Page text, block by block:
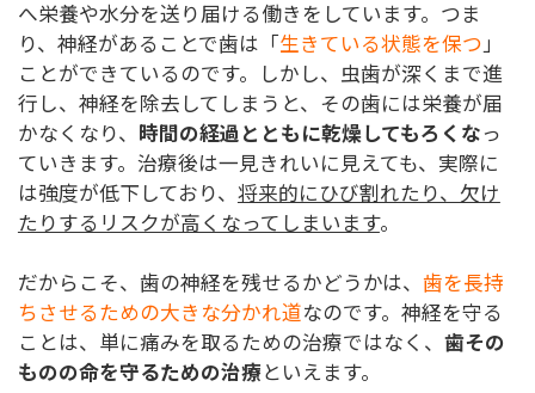
へ栄養や水分を送り届ける働きをしています。つま
り、神経があることで歯は「生きている状態を保つ」
ことができているのです。しかし、虫歯が深くまで進
行し、神経を除去してしまうと、その歯には栄養が届
かなくなり、 時間の経過とともに乾燥してもろくなっ
ていきます。治療後は一見きれいに見えても、実際に
は強度が低下しており、 将来的にひび割れたり、欠け
たりするリスクが高くなってしまいます。
だからこそ、歯の神経を残せるかどうかは、 歯を長持
ちさせるための大きな分かれ道なのです。神経を守る
ことは、単に痛みを取るための治療ではなく、 歯その
ものの命を守るための治療といえます。